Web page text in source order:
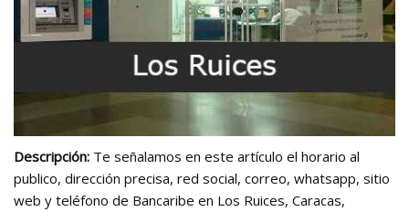
Descripción: Te señalamos en este artículo el horario al
publico, dirección precisa, red social, correo, whatsapp, sitio
web y teléfono de Bancaribe en Los Ruices, Caracas,